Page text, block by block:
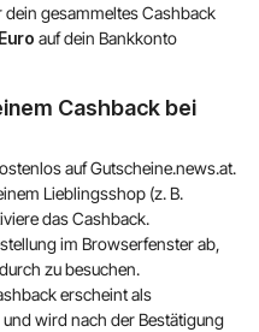
dein gesammeltes Cashback
auf dein Bankkonto
Cashback bei
auf Gutscheine.news.at.
Lieblingsshop (z. B.
das Cashback.
im Browserfenster ab,
zu besuchen.
erscheint als
wird nach der Bestätigung